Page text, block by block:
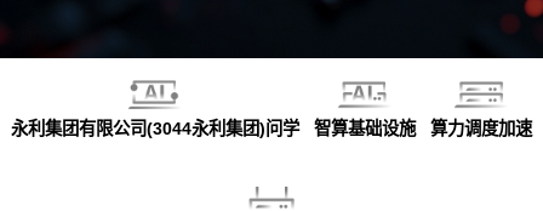
永利集团有限公司(3044永利集团)问学 智算基础设施 算力调度加速